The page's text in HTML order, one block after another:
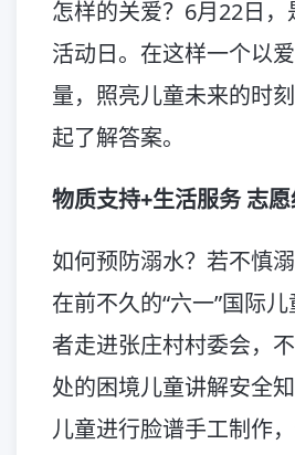
怎样的关爱？6月22日
活动日。在这样一个以
量，照亮儿童未来的时
起了解答案。
物质支持+生活服务 志
如何预防溺水？若不慎
在前不久的“六一”国际
者走进张庄村村委会，
处的困境儿童讲解安全
儿童进行脸谱手工制作